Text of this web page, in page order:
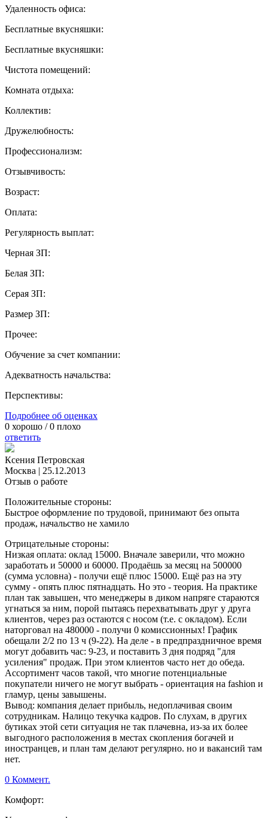
Удаленность офиса:
Бесплатные вкусняшки:
Бесплатные вкусняшки:
Чистота помещений:
Комната отдыха:
Коллектив:
Дружелюбность:
Профессионализм:
Отзывчивость:
Возраст:
Оплата:
Регулярность выплат:
Черная ЗП:
Белая ЗП:
Серая ЗП:
Размер ЗП:
Прочее:
Обучение за счет компании:
Адекватность начальства:
Перспективы:
Подробнее об оценках
0 хорошо /0 плохо
ответить
Ксения Петровская
Москва | 25.12.2013
Отзыв о работе
Положительные стороны:
Быстрое оформление по трудовой, принимают без опыта
продаж, начальство не хамило
Отрицательные стороны:
Низкая оплата: оклад 15000. Вначале заверили, что можно
заработать и 50000 и 60000. Продаёшь за месяц на 500000
(сумма условна) - получи ещё плюс 15000. Ещё раз на эту
сумму - опять плюс пятнадцать. Но это - теория. На практике
план так завышен, что менеджеры в диком напряге стараются
угнаться за ним, порой пытаясь перехватывать друг у друга
клиентов, через раз остаются с носом (т.е. с окладом). Если
наторговал на 480000 - получи 0 комиссионных! График
обещали 2/2 по 13 ч (9-22). На деле - в предпраздничное время
могут добавить час: 9-23, и поставить 3 дня подряд "для
усиления" продаж. При этом клиентов часто нет до обеда.
Ассортимент часов такой, что многие потенциальные
покупатели ничего не могут выбрать - ориентация на fashion и
гламур, цены завышены.
Вывод: компания делает прибыль, недоплачивая своим
сотрудникам. Налицо текучка кадров. По слухам, в других
бутиках этой сети ситуация не так плачевна, из-за их более
выгодного расположения в местах скопления богачей и
иностранцев, и план там делают регулярно. но и вакансий там
нет.
0 Коммент.
Комфорт: